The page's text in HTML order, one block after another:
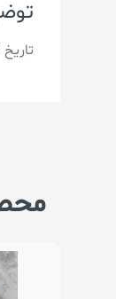
تاریخ